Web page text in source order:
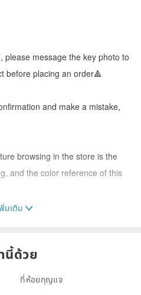
please message the key photo to
before placing an order🔺
and make a mistake,
browsing in the store is the
and the color reference of this
and suitable for gift
มเติม
นี้ด้วย
ที่ห้อยกุญแจ